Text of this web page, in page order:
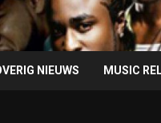
NIEUWS MUSIC